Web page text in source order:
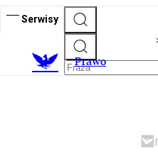
Serwisy
Prawo